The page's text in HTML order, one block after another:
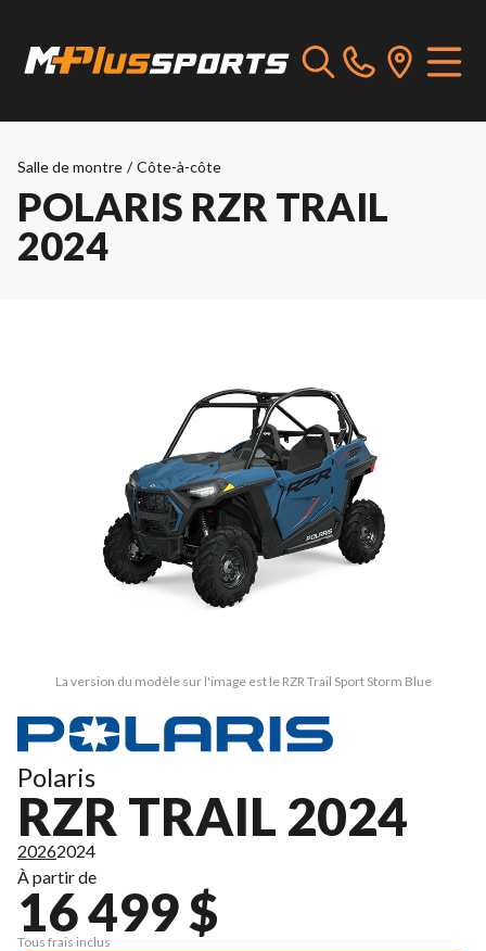
Salle de montre / Côte-à-côte
POLARIS RZR TRAIL
2024
La version du modèle sur l'image est le RZR Trail Sport Storm Blue
Polaris
RZR TRAIL 2024
20262024
À partir de
16 499 $
Tous frais inclus